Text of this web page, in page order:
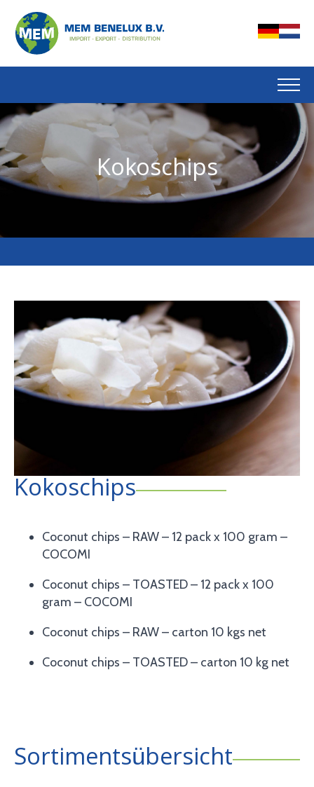
Kokoschips
Kokoschips
Coconut chips – RAW – 12 pack x 100 gram –
COCOMI
Coconut chips – TOASTED – 12 pack x 100
gram – COCOMI
Coconut chips – RAW – carton 10 kgs net
Coconut chips – TOASTED – carton 10 kg net
Sortimentsübersicht